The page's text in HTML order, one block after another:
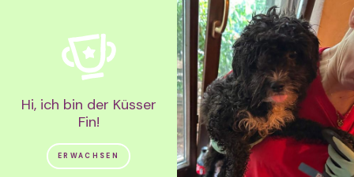
Hi, ich bin der Küsser
Fin!
ERWACHSEN